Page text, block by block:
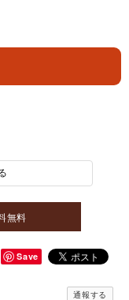
無料
Save
通報する